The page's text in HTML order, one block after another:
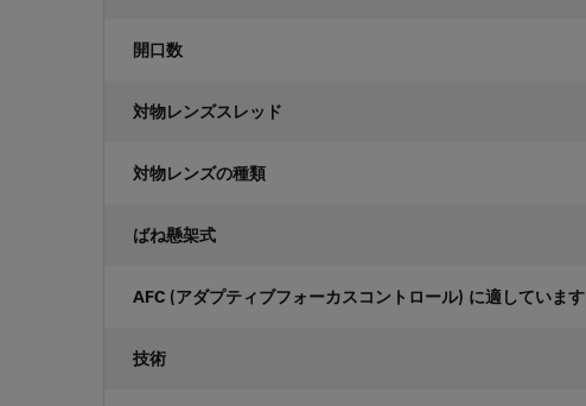
開口数
対物レンズスレッド
対物レンズの種類
ばね懸架式
AFC (アダプティブフォーカスコントロール) に適しています
技術